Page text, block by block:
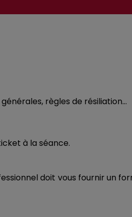
règles de résiliation…
à la séance.
doit vous fournir un